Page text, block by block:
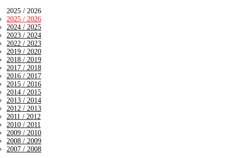
2025 / 2026
2025 / 2026
2024 / 2025
2023 / 2024
2022 / 2023
2019 / 2020
2018 / 2019
2017 / 2018
2016 / 2017
2015 / 2016
2014 / 2015
2013 / 2014
2012 / 2013
2011 / 2012
2010 / 2011
2009 / 2010
2008 / 2009
2007 / 2008